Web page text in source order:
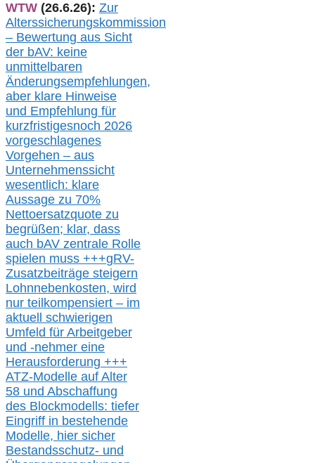
WTW (26.6.26): Zur
Alterssicherungskommission
– Bewertung aus Sicht
der bAV: keine
unmittelbaren
Änderungsempfehlungen,
aber klare Hinweise
und Empfehlung für
kurzfristigesnoch 2026
vorgeschlagenes
Vorgehen – aus
Unternehmenssicht
wesentlich: klare
Aussage zu 70%
Nettoersatzquote zu
begrüßen; klar, dass
auch bAV zentrale Rolle
spielen muss +++gRV-
Zusatzbeiträge steigern
Lohnnebenkosten, wird
nur teilkompensiert – im
aktuell schwierigen
Umfeld für Arbeitgeber
und -nehmer eine
Herausforderung +++
ATZ-Modelle auf Alter
58 und Abschaffung
des Blockmodells: tiefer
Eingriff in bestehende
Modelle, hier sicher
Bestandsschutz- und